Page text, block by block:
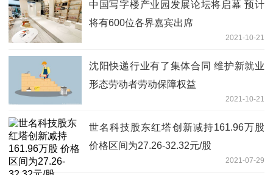
中国写字楼产业园发展论坛将启幕 预计
将有600位各界嘉宾出席
2021-10-21
沈阳快递行业有了集体合同 维护新就业
形态劳动者劳动保障权益
2021-10-21
世名科技股东红塔创新减持161.96万股
价格区间为27.26-32.32元/股
2021-07-29